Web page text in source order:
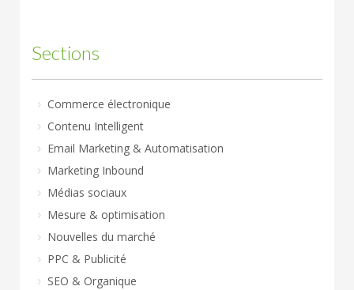
Sections
Commerce électronique
Contenu Intelligent
Email Marketing & Automatisation
Marketing Inbound
Médias sociaux
Mesure & optimisation
Nouvelles du marché
PPC & Publicité
SEO & Organique